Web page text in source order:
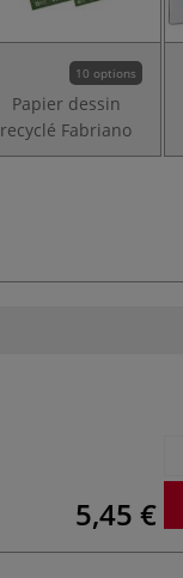
10 options
Papier dessin
recyclé Fabriano
5,45 €